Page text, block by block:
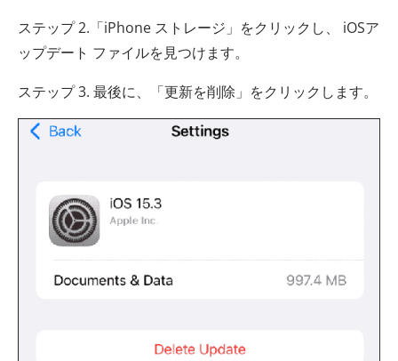
ステップ 2.「iPhone ストレージ」をクリックし、 iOSア
ップデート ファイルを見つけます。
ステップ 3. 最後に、「更新を削除」をクリックします。